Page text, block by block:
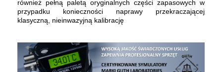
również pełną paletą oryginalnych części zapasowych w
przypadku konieczności naprawy przekraczającej
klasyczną, nieinwazyjną kalibrację